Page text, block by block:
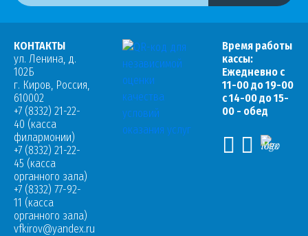
КОНТАКТЫ
ул. Ленина, д.
102Б
г. Киров, Россия,
610002
+7 (8332) 21-22-
40 (касса
филармонии)
+7 (8332) 21-22-
45 (касса
органного зала)
+7 (8332) 77-92-
11 (касса
органного зала)
vfkirov@yandex.ru
Время работы
кассы:
Ежедневно с
11-00 до 19-00
с 14-00 до 15-
00 - обед